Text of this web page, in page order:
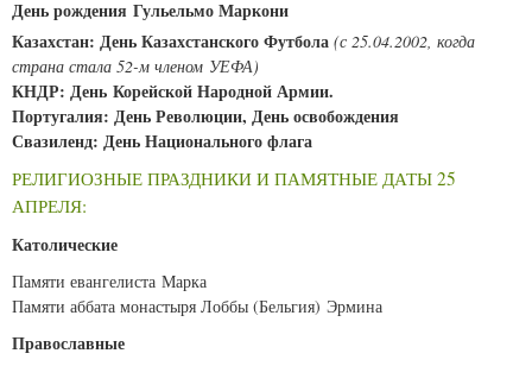
День рождения Гульельмо Маркони
Казахстан: День Казахстанского Футбола (с 25.04.2002, когда
страна стала 52-м членом УЕФА)
КНДР: День Корейской Народной Армии.
Португалия: День Революции, День освобождения
Свазиленд: День Национального флага
РЕЛИГИОЗНЫЕ ПРАЗДНИКИ И ПАМЯТНЫЕ ДАТЫ 25
АПРЕЛЯ:
Католические
Памяти евангелиста Марка
Памяти аббата монастыря Лоббы (Бельгия) Эрмина
Православные